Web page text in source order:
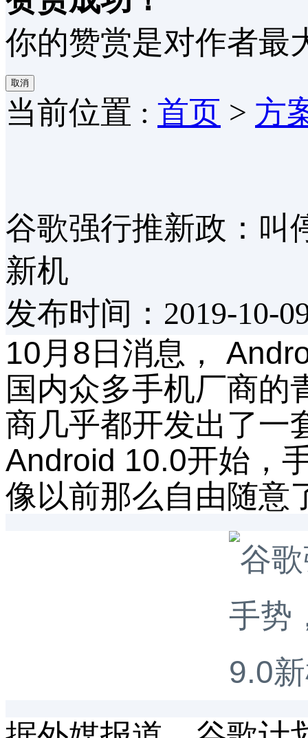
你的赞赏是对作者最
取消
当前位置 : 首页 > 方
谷歌强行推新政：叫
新机
发布时间：2019-10-
10月8日消息，
国内众多手机厂商的
商几乎都开发出了一
Android 10.0开始，
像以前那么自由随意